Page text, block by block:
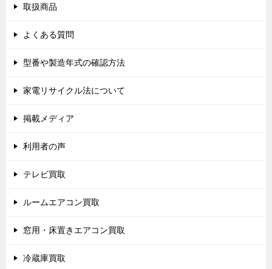
取扱商品
よくある質問
型番や製造年式の確認方法
家電リサイクル法について
掲載メディア
利用者の声
テレビ買取
ルームエアコン買取
窓用・床置きエアコン買取
冷蔵庫買取